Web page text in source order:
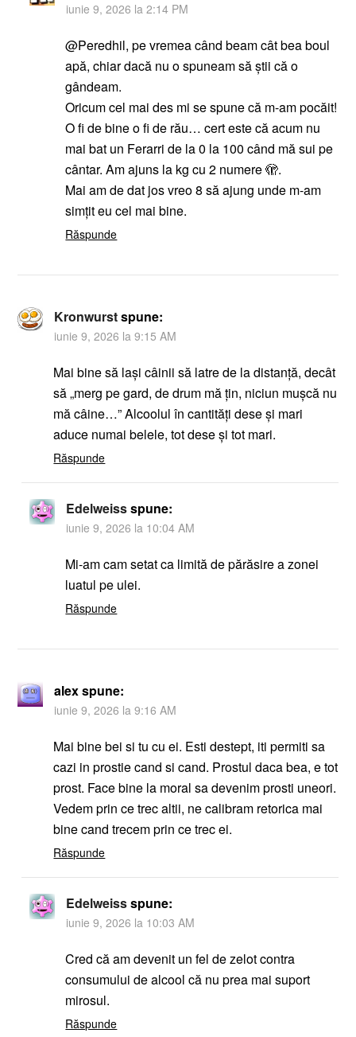
iunie 9, 2026 la 2:14 PM
@Peredhil, pe vremea când beam cât bea boul
apă, chiar dacă nu o spuneam să știi că o
gândeam.
Oricum cel mai des mi se spune că m-am pocăit!
O fi de bine o fi de rău… cert este că acum nu
mai bat un Ferarri de la 0 la 100 când mă sui pe
cântar. Am ajuns la kg cu 2 numere 🫣.
Mai am de dat jos vreo 8 să ajung unde m-am
simțit eu cel mai bine.
Răspunde
Kronwurstspune:
iunie 9, 2026 la 9:15 AM
Mai bine să lași câinii să latre de la distanță, decât
să „merg pe gard, de drum mă țin, niciun mușcă nu
mă câine…” Alcoolul în cantități dese și mari
aduce numai belele, tot dese și tot mari.
Răspunde
Edelweissspune:
iunie 9, 2026 la 10:04 AM
Mi-am cam setat ca limită de părăsire a zonei
luatul pe ulei.
Răspunde
alexspune:
iunie 9, 2026 la 9:16 AM
Mai bine bei si tu cu ei. Esti destept, iti permiti sa
cazi in prostie cand si cand. Prostul daca bea, e tot
prost. Face bine la moral sa devenim prosti uneori.
Vedem prin ce trec altii, ne calibram retorica mai
bine cand trecem prin ce trec ei.
Răspunde
Edelweissspune:
iunie 9, 2026 la 10:03 AM
Cred că am devenit un fel de zelot contra
consumului de alcool că nu prea mai suport
mirosul.
Răspunde